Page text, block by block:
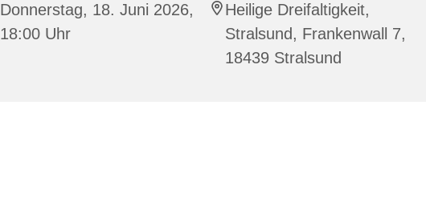
Donnerstag, 18. Juni 2026,
18:00 Uhr
Heilige Dreifaltigkeit,
Stralsund, Frankenwall 7,
18439 Stralsund